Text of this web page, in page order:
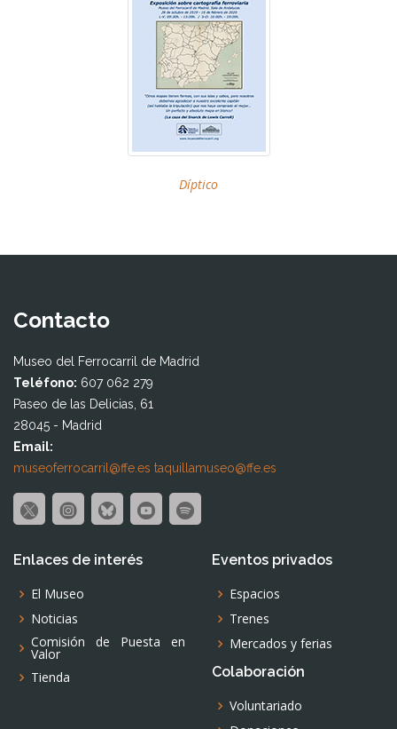
Díptico
Contacto
Museo del Ferrocarril de Madrid
Teléfono: 607 062 279
Paseo de las Delicias, 61
28045 - Madrid
Email:
museoferrocarril@ffe.es taquillamuseo@ffe.es
Enlaces de interés
El Museo
Noticias
Comisión de Puesta en
Valor
Tienda
Eventos privados
Espacios
Trenes
Mercados y ferias
Colaboración
Voluntariado